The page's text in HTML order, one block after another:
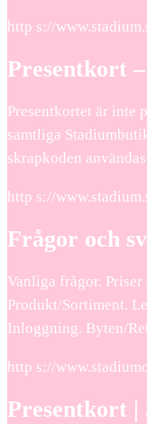
http s://
Presentkort
Presentkortet är inte
samtliga
skrapkoden
http s://
Frågor och
Vanliga frågor.
Produkt/Sortiment.
Inloggning. Byten/
http s://
Presentkort |